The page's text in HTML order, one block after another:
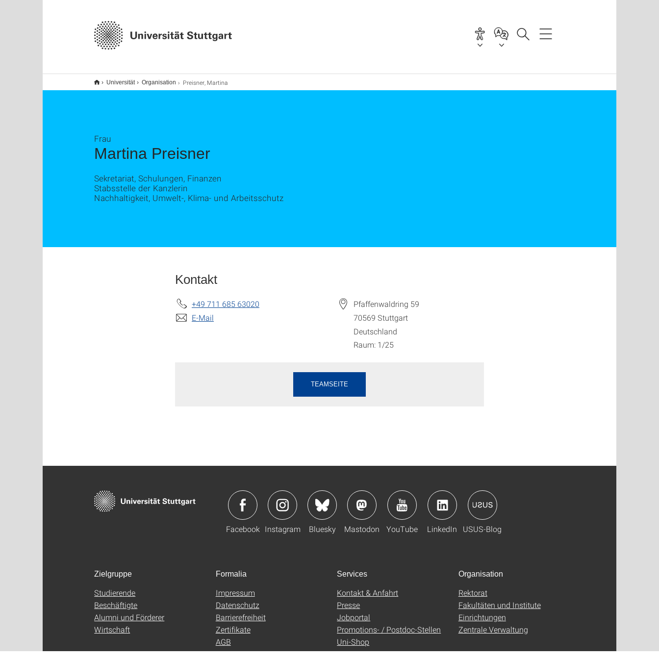
Universität Organisation Preisner, Martina
Martina Preisner
Frau
Sekretariat, Schulungen, Finanzen
Stabsstelle der Kanzlerin
Nachhaltigkeit, Umwelt-, Klima- und Arbeitsschutz
Kontakt
+49 711 685 63020
E-Mail
Pfaffenwaldring 59
70569 Stuttgart
Deutschland
Raum: 1/25
TEAMSEITE
Facebook Instagram Bluesky Mastodon YouTube LinkedIn USUS-Blog
Zielgruppe
Studierende
Beschäftigte
Alumni und Förderer
Wirtschaft
Formalia
Impressum
Datenschutz
Barrierefreiheit
Zertifikate
AGB
Services
Kontakt & Anfahrt
Presse
Jobportal
Promotions- / Postdoc-Stellen
Uni-Shop
Organisation
Rektorat
Fakultäten und Institute
Einrichtungen
Zentrale Verwaltung